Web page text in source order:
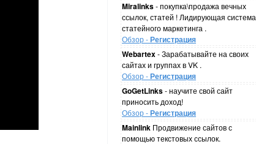
Miralinks- покупка\продажа вечных
ссылок, статей ! Лидирующая система
статейного маркетинга .
Обзор -Регистрация
Webartex- Зарабатывайте на своих
сайтах и группах в VK .
Обзор -Регистрация
GoGetLinks- научите свой сайт
приносить доход!
Обзор -Регистрация
Mainlink Продвижение сайтов с
помощью текстовых ссылок.